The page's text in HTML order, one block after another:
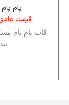
پام
قیمت
قاب پام‌ پام